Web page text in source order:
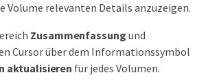
Volume relevanten Details anzuzeigen.
Zusammenfassung und
Cursor über dem Informationssymbol
aktualisieren für jedes Volumen.